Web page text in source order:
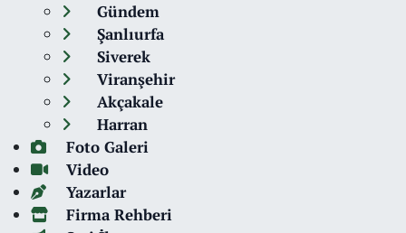
Gündem
Şanlıurfa
Siverek
Viranşehir
Akçakale
Harran
Foto Galeri
Video
Yazarlar
Firma Rehberi